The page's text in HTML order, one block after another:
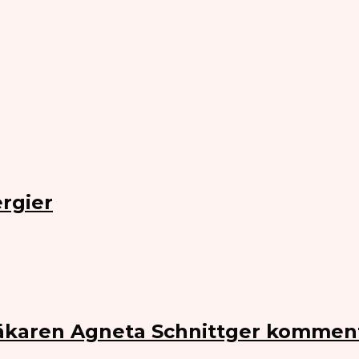
Agneta Schnittger